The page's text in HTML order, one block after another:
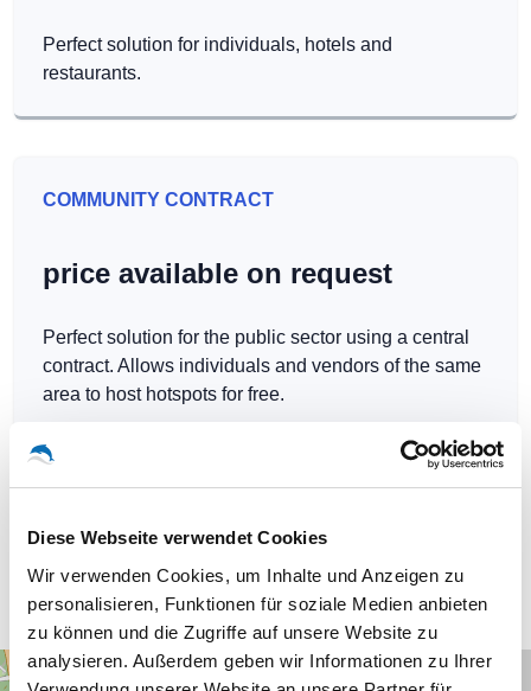
Diese Webseite verwendet Cookies
Wir verwenden Cookies, um Inhalte und Anzeigen zu
personalisieren, Funktionen für soziale Medien anbieten
zu können und die Zugriffe auf unsere Website zu
analysieren. Außerdem geben wir Informationen zu Ihrer
Perfect solution for individuals, hotels and
restaurants.
COMMUNITY CONTRACT
price available on request
Perfect solution for the public sector using a central
contract. Allows individuals and vendors of the same
area to host hotspots for free.
Our WLAN-Hotspots in Cottbus
+